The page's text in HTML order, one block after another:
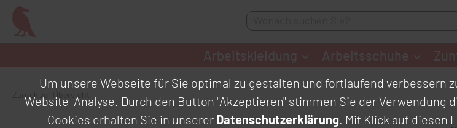
Zurück zur Übersicht
Um unsere Webseite für Sie optimal zu gestalten und fortlaufend verbessern
Website-Analyse. Durch den Button "Akzeptieren" stimmen Sie der Verwendung
Cookies erhalten Sie in unserer Datenschutzerklärung. Mit Klick auf diesen